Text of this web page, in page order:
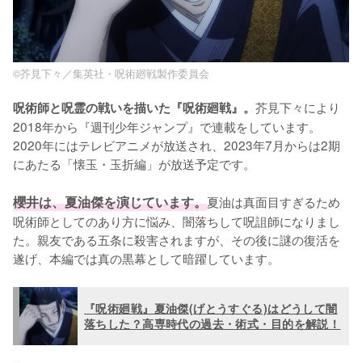
©芥見下々／集英社・呪術廻戦製作委員会
呪術師と呪霊の戦いを描いた『呪術廻戦』。 芥見下々により
2018年から『週刊少年ジャンプ』で連載をしています。
2020年にはテレビアニメが放送され、2023年7月からは2期
にあたる「懐玉・玉折編」が放送予定です。
櫻井は、夏油傑を演じています。夏油は真面目すぎるため
呪術師としてのあり方に悩み、闇落ちして呪詛師になりまし
た。親友である五条に殺害されますが、その後に謎の復活を
遂げ、本編では真の黒幕として暗躍しています。
『呪術廻戦』夏油傑(げとうすぐる)はどうして闇
落ちした？高専時代の過去・術式・目的を解説！